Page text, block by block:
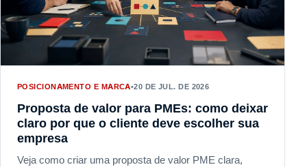
POSICIONAMENTO E MARCA•20 DE JUL. DE 2026
Proposta de valor para PMEs: como deixar
claro por que o cliente deve escolher sua
empresa
Veja como criar uma proposta de valor PME clara,